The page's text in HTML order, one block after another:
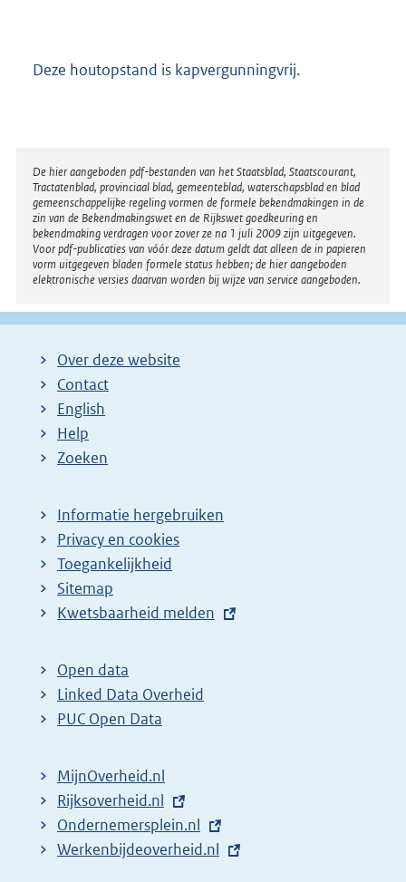
Deze houtopstand is kapvergunningvrij.
Disclaimer
De hier aangeboden pdf-bestanden van het Staatsblad, Staatscourant,
Tractatenblad, provinciaal blad, gemeenteblad, waterschapsblad en blad
gemeenschappelijke regeling vormen de formele bekendmakingen in de
zin van de Bekendmakingswet en de Rijkswet goedkeuring en
bekendmaking verdragen voor zover ze na 1 juli 2009 zijn uitgegeven.
Voor pdf-publicaties van vóór deze datum geldt dat alleen de in papieren
vorm uitgegeven bladen formele status hebben; de hier aangeboden
elektronische versies daarvan worden bij wijze van service aangeboden.
Over deze website
Contact
English
Help
Zoeken
Informatie hergebruiken
Privacy en cookies
Toegankelijkheid
Sitemap
E
t
e
r
l
i
n
k
Kwetsbaarheid melden
Open data
Linked Data Overheid
PUC Open Data
MijnOverheid.nl
E
x
t
Rijksoverheid.nl
E
x
Ondernemersplein.nl
E
Werkenbijdeoverheid.nl